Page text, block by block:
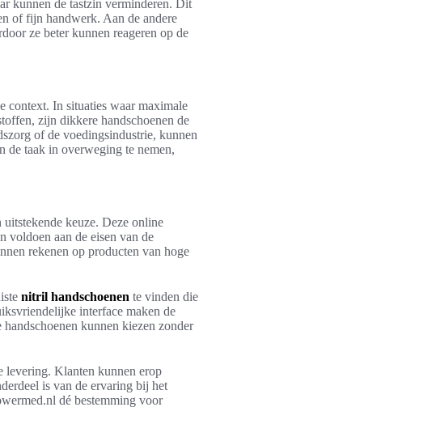
kunnen de tastzin verminderen. Dit
of fijn handwerk. Aan de andere
ze beter kunnen reageren op de
context. In situaties waar maximale
zijn dikkere handschoenen de
of de voedingsindustrie, kunnen
de taak in overweging te nemen,
uitstekende keuze. Deze online
voldoen aan de eisen van de
rekenen op producten van hoge
nitril handschoenen te vinden die
interface maken de
kunnen kiezen zonder
levering. Klanten kunnen erop
is van de ervaring bij het
dé bestemming voor